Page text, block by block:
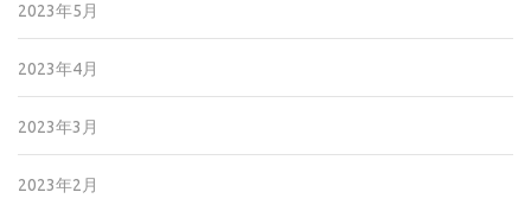
2023年5月
2023年4月
2023年3月
2023年2月